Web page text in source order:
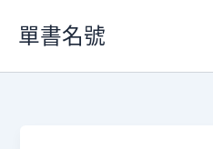
要
單書名號